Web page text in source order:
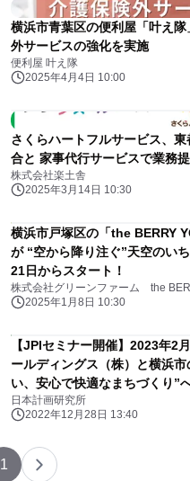
横浜市青葉区の便利屋「叶え
外サービスの強化を実施
便利屋 叶え隊
2025年4月4日 10:00
さくらハートフルサービス、東
合と 家事代行サービスで業務
株式会社楽土舎
2025年3月14日 10:30
横浜市戸塚区の「the BERRY
が “空から降り注ぐ”天空のい
21日からスタート！
株式会社グリーンファーム the
2025年1月8日 10:30
【JPIセミナー開催】2023年2月 「東京電力ホ
ールディングス（株）と横浜市
い、安心で快適なまちづくり”
いて」セミナーのご案内
日本計画研究所
2022年12月28日 13:40
1